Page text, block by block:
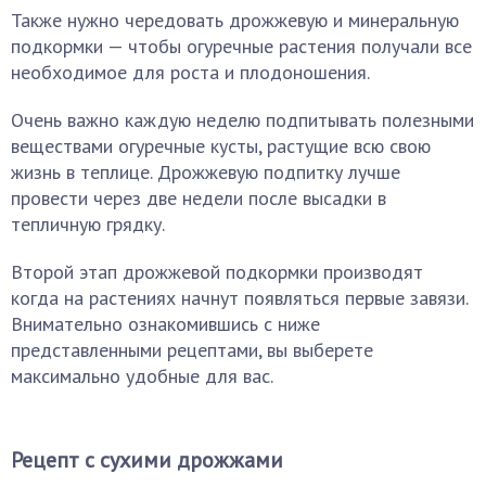
Также нужно чередовать дрожжевую и минеральную
подкормки — чтобы огуречные растения получали все
необходимое для роста и плодоношения.
Очень важно каждую неделю подпитывать полезными
веществами огуречные кусты, растущие всю свою
жизнь в теплице. Дрожжевую подпитку лучше
провести через две недели после высадки в
тепличную грядку.
Второй этап дрожжевой подкормки производят
когда на растениях начнут появляться первые завязи.
Внимательно ознакомившись с ниже
представленными рецептами, вы выберете
максимально удобные для вас.
Рецепт с сухими дрожжами